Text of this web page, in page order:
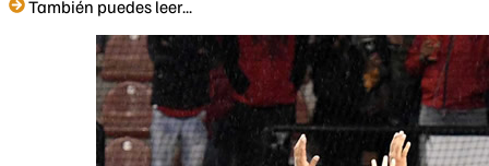
También puedes leer...